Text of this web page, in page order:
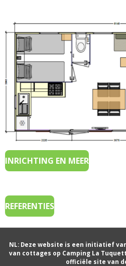
INRICHTING EN MEER
REFERENTIES
NL: Deze website is een initiatief
van cottages op Camping La
officiële site van